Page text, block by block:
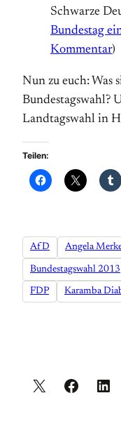
Schwarze
Bundestag
Kommentar)
Nun zu euch: Was
Bundestagswahl?
Landtagswahl in
Teilen:
AfD Angela
Bundestagswahl 2013
FDP Karamba